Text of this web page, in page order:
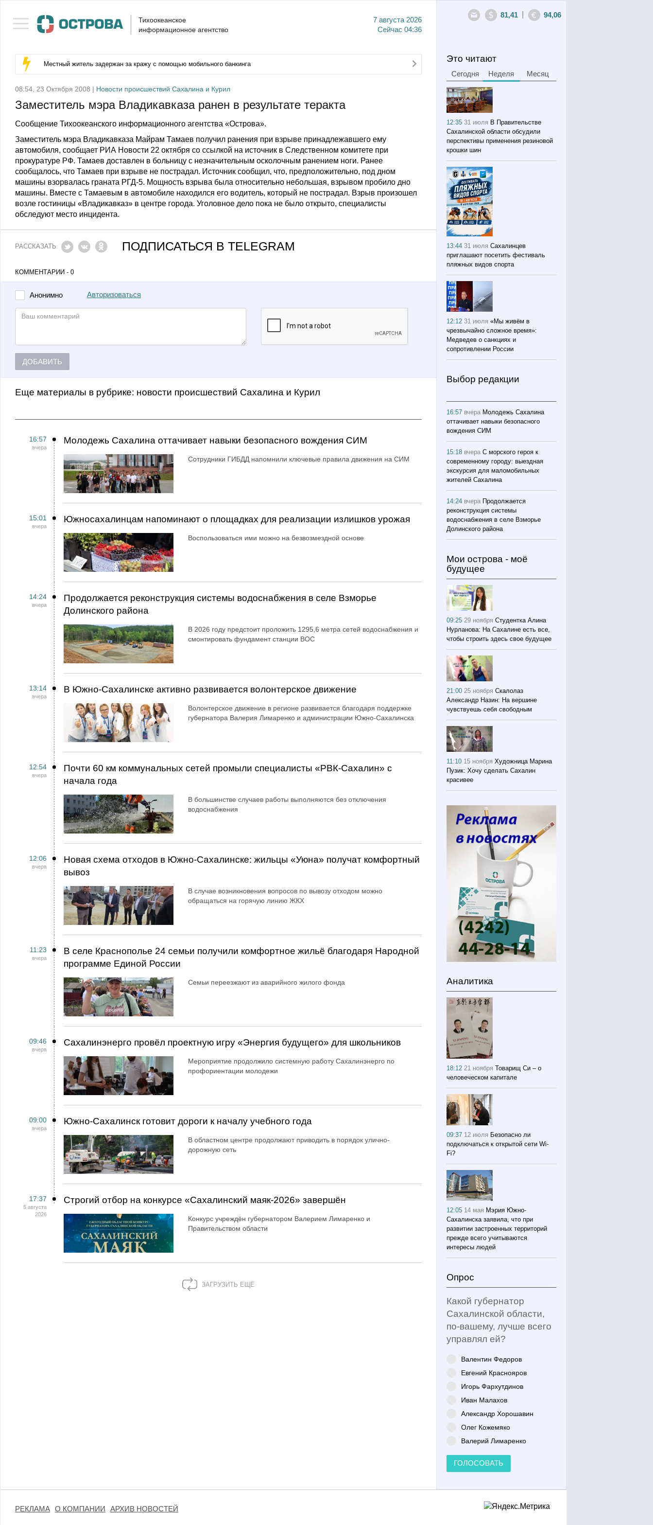
Тихоокеанское
информационное агентство
7 августа 2026
Сейчас 04:36
81,41 94,06
Местный житель задержан за кражу с помощью мобильного банкинга
08:54, 23 Октября 2008 | Новости происшествий Сахалина и Курил
Заместитель мэра Владикавказа ранен в результате теракта
Сообщение Тихоокеанского информационного агентства «Острова».
Заместитель мэра Владикавказа Майрам Тамаев получил ранения при взрыве принадлежавшего ему
автомобиля, сообщает РИА Новости 22 октября со ссылкой на источник в Следственном комитете при
прокуратуре РФ. Тамаев доставлен в больницу с незначительным осколочным ранением ноги. Ранее
сообщалось, что Тамаев при взрыве не пострадал. Источник сообщил, что, предположительно, под дном
машины взорвалась граната РГД-5. Мощность взрыва была относительно небольшая, взрывом пробило дно
машины. Вместе с Тамаевым в автомобиле находился его водитель, который не пострадал. Взрыв произошел
возле гостиницы «Владикавказ» в центре города. Уголовное дело пока не было открыто, специалисты
обследуют место инцидента.
РАССКАЗАТЬ ПОДПИСАТЬСЯ В TELEGRAM
КОММЕНТАРИИ - 0
Анонимно Авторизоваться
ДОБАВИТЬ
Еще материалы в рубрике: Новости происшествий Сахалина и Курил
16:57
вчера
Молодежь Сахалина оттачивает навыки безопасного вождения СИМ
Сотрудники ГИБДД напомнили ключевые правила движения на СИМ
15:01
вчера
Южносахалинцам напоминают о площадках для реализации излишков урожая
Воспользоваться ими можно на безвозмездной основе
14:24
вчера
Продолжается реконструкция системы водоснабжения в селе Взморье
Долинского района
В 2026 году предстоит проложить 1295,6 метра сетей водоснабжения и
смонтировать фундамент станции ВОС
13:14
вчера
В Южно-Сахалинске активно развивается волонтерское движение
Волонтерское движение в регионе развивается благодаря поддержке
губернатора Валерия Лимаренко и администрации Южно-Сахалинска
12:54
вчера
Почти 60 км коммунальных сетей промыли специалисты «РВК‑Сахалин» с
начала года
В большинстве случаев работы выполняются без отключения
водоснабжения
12:06
вчера
Новая схема отходов в Южно-Сахалинске: жильцы «Уюна» получат комфортный
вывоз
В случае возникновения вопросов по вывозу отходом можно
обращаться на горячую линию ЖКХ
11:23
вчера
В селе Краснополье 24 семьи получили комфортное жильё благодаря Народной
программе Единой России
Семьи переезжают из аварийного жилого фонда
09:46
вчера
Сахалинэнерго провёл проектную игру «Энергия будущего» для школьников
Мероприятие продолжило системную работу Сахалинэнерго по
профориентации молодежи
09:00
вчера
Южно-Сахалинск готовит дороги к началу учебного года
В областном центре продолжают приводить в порядок улично-
дорожную сеть
17:37
5 августа
2026
Строгий отбор на конкурсе «Сахалинский маяк‑2026» завершён
Конкурс учреждён губернатором Валерием Лимаренко и
Правительством области
ЗАГРУЗИТЬ ЕЩЕ
Это читают
Сегодня Неделя Месяц
12:3531 июля В Правительстве
Сахалинской области обсудили
перспективы применения резиновой
крошки шин
13:4431 июля Сахалинцев
приглашают посетить фестиваль
пляжных видов спорта
12:1231 июля «Мы живём в
чрезвычайно сложное время»:
Медведев о санкциях и
сопротивлении России
Выбор редакции
16:57 вчера Молодежь Сахалина
оттачивает навыки безопасного
вождения СИМ
15:18 вчера С морского героя к
современному городу: выездная
экскурсия для маломобильных
жителей Сахалина
14:24 вчера Продолжается
реконструкция системы
водоснабжения в селе Взморье
Долинского района
Мои острова - моё
будущее
09:2529 ноября Студентка Алина
Нурланова: На Сахалине есть все,
чтобы строить здесь свое будущее
21:0025 ноября Скалолаз
Александр Назин: На вершине
чувствуешь себя свободным
11:10 15 ноября Художница Марина
Пузик: Хочу сделать Сахалин
красивее
Аналитика
18:1221 ноября Товарищ Си – о
человеческом капитале
09:37 12 июля Безопасно ли
подключаться к открытой сети Wi-
Fi?
12:05 14 мая Мэрия Южно-
Сахалинска заявила, что при
развитии застроенных территорий
прежде всего учитываются
интересы людей
Опрос
Какой губернатор
Сахалинской области,
по-вашему, лучше всего
управлял ей?
Валентин Федоров
Евгений Краснояров
Игорь Фархутдинов
Иван Малахов
Александр Хорошавин
Олег Кожемяко
Валерий Лимаренко
ГОЛОСОВАТЬ
РЕКЛАМА О КОМПАНИИ АРХИВ НОВОСТЕЙ